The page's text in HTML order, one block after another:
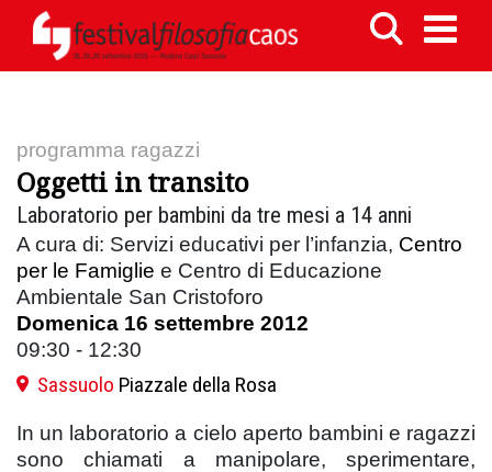
programma ragazzi
Oggetti in transito
Laboratorio per bambini da tre mesi a 14 anni
A cura di: Servizi educativi per l’infanzia, Centro
per le Famiglie e Centro di Educazione
Ambientale San Cristoforo
Domenica 16 settembre 2012
09:30 - 12:30
Sassuolo Piazzale della Rosa
In un laboratorio a cielo aperto bambini e ragazzi
sono chiamati a manipolare, sperimentare,